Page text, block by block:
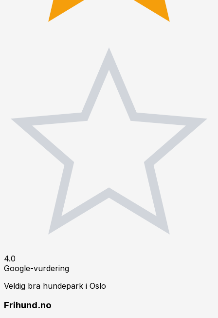
4.0
Google-vurdering
Veldig bra hundepark i Oslo
Frihund.no